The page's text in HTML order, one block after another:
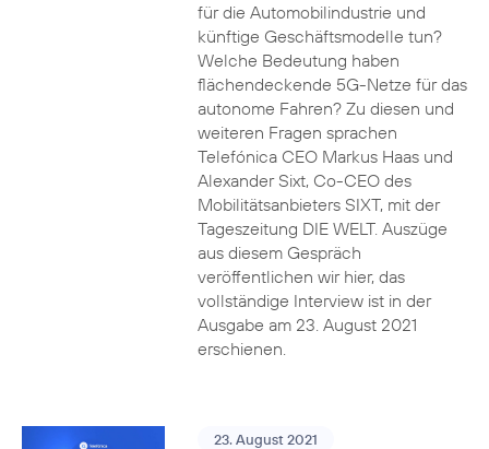
für die Automobilindustrie und
künftige Geschäftsmodelle tun?
Welche Bedeutung haben
flächendeckende 5G-Netze für das
autonome Fahren? Zu diesen und
weiteren Fragen sprachen
Telefónica CEO Markus Haas und
Alexander Sixt, Co-CEO des
Mobilitätsanbieters SIXT, mit der
Tageszeitung DIE WELT. Auszüge
aus diesem Gespräch
veröffentlichen wir hier, das
vollständige Interview ist in der
Ausgabe am 23. August 2021
erschienen.
23. August 2021